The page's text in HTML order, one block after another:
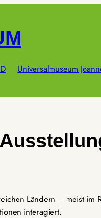
Universalmuseum
Ländern – meist
interagiert.